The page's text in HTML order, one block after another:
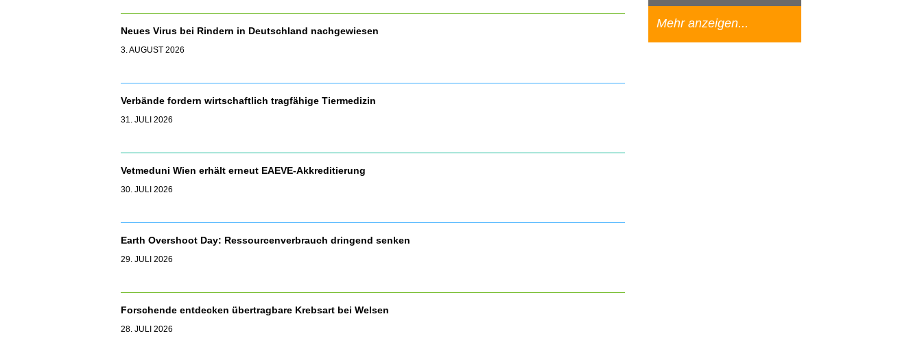
Neues Virus bei Rindern in Deutschland nachgewiesen
3. AUGUST 2026
Verbände fordern wirtschaftlich tragfähige Tiermedizin
31. JULI 2026
Vetmeduni Wien erhält erneut EAEVE-Akkreditierung
30. JULI 2026
Earth Overshoot Day: Ressourcenverbrauch dringend senken
29. JULI 2026
Forschende entdecken übertragbare Krebsart bei Welsen
28. JULI 2026
Mehr anzeigen...